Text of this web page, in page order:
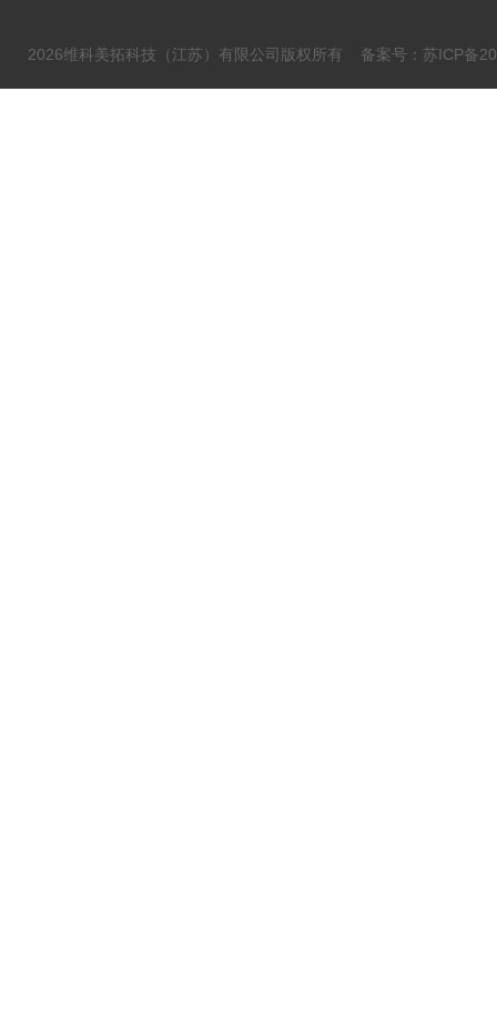
2026维科美拓科技（江苏）有限公司版权所有 备案号：苏ICP备